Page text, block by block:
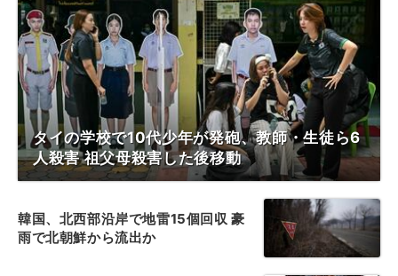
タイの学校で10代少年が発砲、教師・生徒ら6
人殺害 祖父母殺害した後移動
韓国、北西部沿岸で地雷15個回収 豪
雨で北朝鮮から流出か